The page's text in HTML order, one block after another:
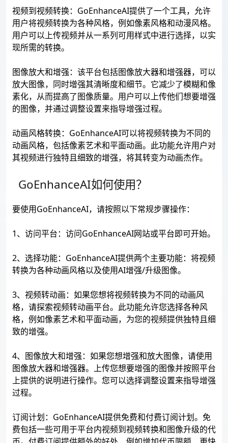
视频到视频转换：GoEnhanceAI提供了一个工具，允许
用户将视频转换为各种风格，例如像素风格和动漫风格。
用户可以上传视频并从一系列可用样式中进行选择，以实
现所需的转换。
图像放大和增强：该平台包括图像放大器和增强器，可以
放大图像，同时增强其清晰度和细节。它减少了模糊和像
素化，从而提高了图像质量。用户可以上传他们想要增强
的图像，并通过调整设置来指导增强过程。
动画风格转换：GoEnhanceAI可以将视频转换为不同的
动画风格，包括像素艺术和平面动画。此功能允许用户对
其视频进行独特且细致的增强，将其转变为动画杰作。
GoEnhanceAI如何使用？
要使用GoEnhanceAI，请按照以下常规步骤操作：
1、访问平台：访问GoEnhanceAI网站或平台即可开始。
2、选择功能：GoEnhanceAI提供两个主要功能：将视频
转换为各种动画风格以及使用AI增强/升级图像。
3、视频转动画：如果您想将视频转换为不同的动画风
格，请探索视频转动画平台。此功能允许您选择各种风
格，例如像素艺术和平面动画，为您的视频提供独特且细
致的增强。
4、图像放大和增强：如果您想增强和放大图像，请使用
图像放大器和增强器。上传您想要增强的图像并按照平台
上提供的说明进行操作。您可以选择调整设置来指导增强
过程。
订阅计划：GoEnhanceAI提供免费和付费订阅计划。免
费包括一些可用于平台内视频到视频转换和图像升级的代